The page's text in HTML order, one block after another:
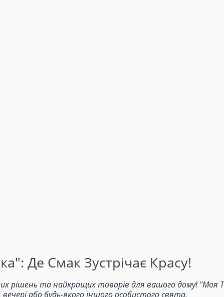
Де Смак Зустрічає Красу!
рішень та найкращих товарів для вашого дому! "Моя
або будь-якого іншого особистого свята.